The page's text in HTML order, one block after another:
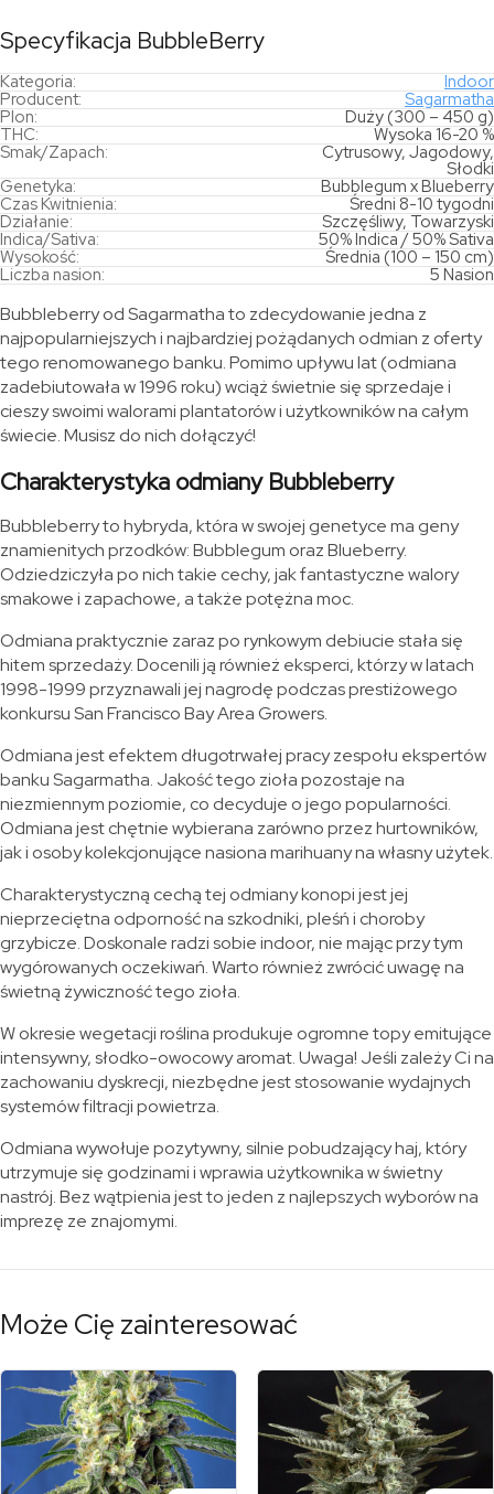
Specyfikacja BubbleBerry
Kategoria:
Indoor
Producent:
Sagarmatha
Plon:
Duży (300 – 450 g)
THC:
Wysoka 16-20 %
Smak/Zapach:
Cytrusowy, Jagodowy,
Słodki
Genetyka:
Bubblegum x Blueberry
Czas Kwitnienia:
Średni 8-10 tygodni
Działanie:
Szczęśliwy, Towarzyski
Indica/Sativa:
50% Indica / 50% Sativa
Wysokość:
Średnia (100 – 150 cm)
Liczba nasion:
5 Nasion
Bubbleberry od Sagarmatha to zdecydowanie jedna z
najpopularniejszych i najbardziej pożądanych odmian z oferty
tego renomowanego banku. Pomimo upływu lat (odmiana
zadebiutowała w 1996 roku) wciąż świetnie się sprzedaje i
cieszy swoimi walorami plantatorów i użytkowników na całym
świecie. Musisz do nich dołączyć!
Charakterystyka odmiany Bubbleberry
Bubbleberry to hybryda, która w swojej genetyce ma geny
znamienitych przodków: Bubblegum oraz Blueberry.
Odziedziczyła po nich takie cechy, jak fantastyczne walory
smakowe i zapachowe, a także potężna moc.
Odmiana praktycznie zaraz po rynkowym debiucie stała się
hitem sprzedaży. Docenili ją również eksperci, którzy w latach
1998-1999 przyznawali jej nagrodę podczas prestiżowego
konkursu San Francisco Bay Area Growers.
Odmiana jest efektem długotrwałej pracy zespołu ekspertów
banku Sagarmatha. Jakość tego zioła pozostaje na
niezmiennym poziomie, co decyduje o jego popularności.
Odmiana jest chętnie wybierana zarówno przez hurtowników,
jak i osoby kolekcjonujące nasiona marihuany na własny użytek.
Charakterystyczną cechą tej odmiany konopi jest jej
nieprzeciętna odporność na szkodniki, pleśń i choroby
grzybicze. Doskonale radzi sobie indoor, nie mając przy tym
wygórowanych oczekiwań. Warto również zwrócić uwagę na
świetną żywiczność tego zioła.
W okresie wegetacji roślina produkuje ogromne topy emitujące
intensywny, słodko-owocowy aromat. Uwaga! Jeśli zależy Ci na
zachowaniu dyskrecji, niezbędne jest stosowanie wydajnych
systemów filtracji powietrza.
Odmiana wywołuje pozytywny, silnie pobudzający haj, który
utrzymuje się godzinami i wprawia użytkownika w świetny
nastrój. Bez wątpienia jest to jeden z najlepszych wyborów na
imprezę ze znajomymi.
Może Cię zainteresować